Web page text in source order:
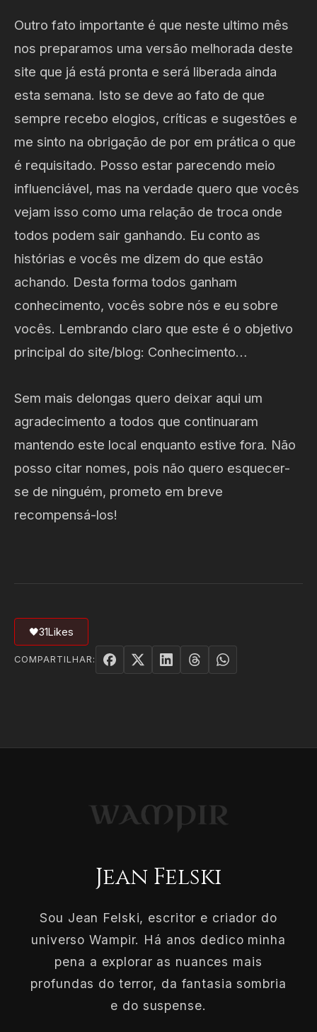
Outro fato importante é que neste ultimo mês
nos preparamos uma versão melhorada deste
site que já está pronta e será liberada ainda
esta semana. Isto se deve ao fato de que
sempre recebo elogios, críticas e sugestões e
me sinto na obrigação de por em prática o que
é requisitado. Posso estar parecendo meio
influenciável, mas na verdade quero que vocês
vejam isso como uma relação de troca onde
todos podem sair ganhando. Eu conto as
histórias e vocês me dizem do que estão
achando. Desta forma todos ganham
conhecimento, vocês sobre nós e eu sobre
vocês. Lembrando claro que este é o objetivo
principal do site/blog: Conhecimento…
Sem mais delongas quero deixar aqui um
agradecimento a todos que continuaram
mantendo este local enquanto estive fora. Não
posso citar nomes, pois não quero esquecer-
se de ninguém, prometo em breve
recompensá-los!
🖤31Likes
COMPARTILHAR:
Jean Felski
Sou Jean Felski, escritor e criador do
universo Wampir. Há anos dedico minha
pena a explorar as nuances mais
profundas do terror, da fantasia sombria
e do suspense.